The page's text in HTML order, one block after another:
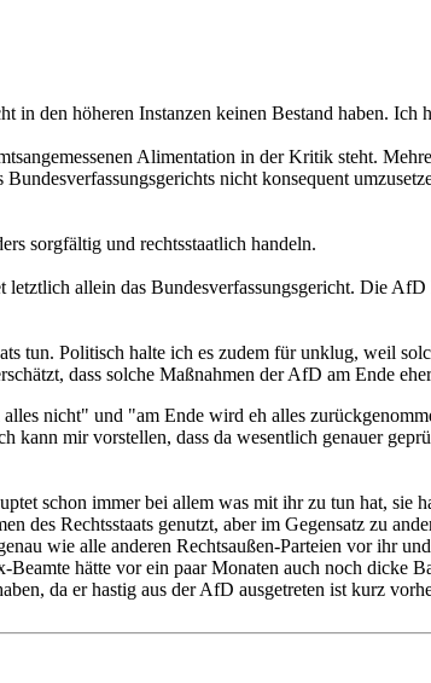
in den höheren Instanzen keinen Bestand haben. Ich
Alimentation in der Kritik steht.
nicht konsequent
sorgfältig und rechtsstaatlich handeln.
allein das Bundesverfassungsgericht. Die
tun. Politisch halte ich es zudem für unklug, weil
dass solche Maßnahmen der AfD am Ende
nicht" und "am Ende wird eh alles
kann mir vorstellen, dass da wesentlich genauer
schon immer bei allem was mit ihr zu tun hat, sie
des Rechtsstaats genutzt, aber im Gegensatz zu
wie alle anderen Rechtsaußen-Parteien vor ihr
hätte vor ein paar Monaten auch noch dicke
da er hastig aus der AfD ausgetreten ist kurz